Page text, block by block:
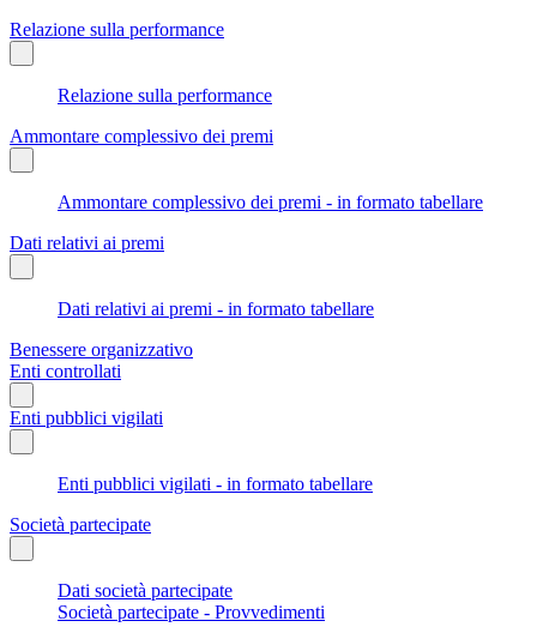
Relazione sulla performance
Relazione sulla performance
Ammontare complessivo dei premi
Ammontare complessivo dei premi - in formato tabellare
Dati relativi ai premi
Dati relativi ai premi - in formato tabellare
Benessere organizzativo
Enti controllati
Enti pubblici vigilati
Enti pubblici vigilati - in formato tabellare
Società partecipate
Dati società partecipate
Società partecipate - Provvedimenti